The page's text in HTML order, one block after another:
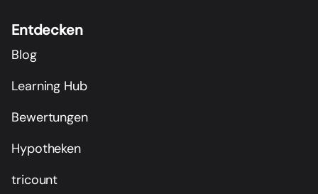
Entdecken
Blog
Learning Hub
Bewertungen
Hypotheken
tricount